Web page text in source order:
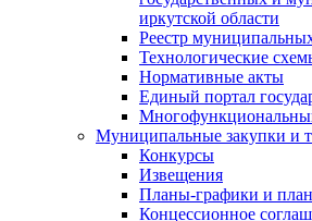
иркутской области
Реестр
Технологические
Нормативные акты
Единый портал
Муниципальные закупки и
Конкурсы
Извещения
Планы-графики и
Концессионное